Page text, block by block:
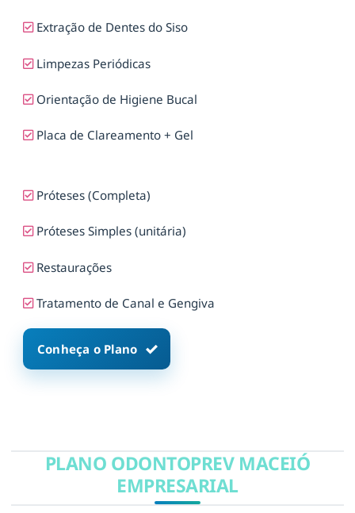
Extração de Dentes do Siso
Limpezas Periódicas
Orientação de Higiene Bucal
Placa de Clareamento + Gel
Próteses (Completa)
Próteses Simples (unitária)
Restaurações
Tratamento de Canal e Gengiva
Conheça o Plano
PLANO ODONTOPREV MACEIÓ
EMPRESARIAL